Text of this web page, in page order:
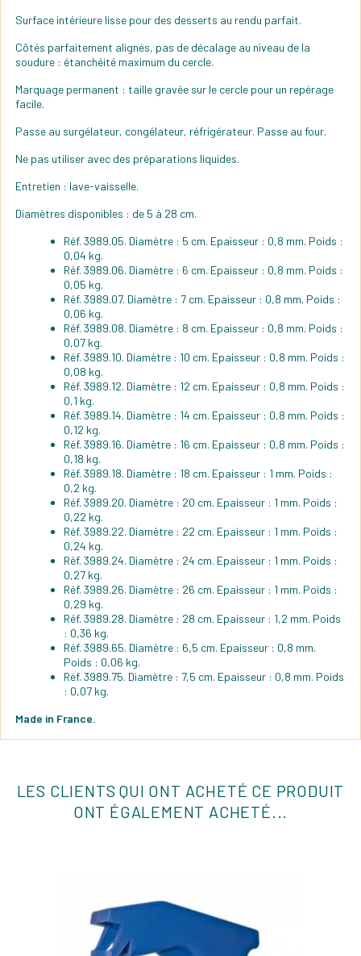
Surface intérieure lisse pour des desserts au rendu parfait.
Côtés parfaitement alignés, pas de décalage au niveau de la
soudure : étanchéité maximum du cercle.
Marquage permanent : taille gravée sur le cercle pour un repérage
facile.
Passe au surgélateur, congélateur, réfrigérateur. Passe au four.
Ne pas utiliser avec des préparations liquides.
Entretien : lave-vaisselle.
Diamètres disponibles : de 5 à 28 cm.
Réf. 3989.05. Diamètre : 5 cm. Epaisseur : 0,8 mm. Poids :
0,04 kg.
Réf. 3989.06. Diamètre : 6 cm. Epaisseur : 0,8 mm. Poids :
0,05 kg.
Réf. 3989.07. Diamètre : 7 cm. Epaisseur : 0,8 mm. Poids :
0,06 kg.
Réf. 3989.08. Diamètre : 8 cm. Epaisseur : 0,8 mm. Poids :
0,07 kg.
Réf. 3989.10. Diamètre : 10 cm. Epaisseur : 0,8 mm. Poids :
0,08 kg.
Réf. 3989.12. Diamètre : 12 cm. Epaisseur : 0,8 mm. Poids :
0,1 kg.
Réf. 3989.14. Diamètre : 14 cm. Epaisseur : 0,8 mm. Poids :
0,12 kg.
Réf. 3989.16. Diamètre : 16 cm. Epaisseur : 0,8 mm. Poids :
0,18 kg.
Réf. 3989.18. Diamètre : 18 cm. Epaisseur : 1 mm. Poids :
0,2 kg.
Réf. 3989.20. Diamètre : 20 cm. Epaisseur : 1 mm. Poids :
0,22 kg.
Réf. 3989.22. Diamètre : 22 cm. Epaisseur : 1 mm. Poids :
0,24 kg.
Réf. 3989.24. Diamètre : 24 cm. Epaisseur : 1 mm. Poids :
0,27 kg.
Réf. 3989.26. Diamètre : 26 cm. Epaisseur : 1 mm. Poids :
0,29 kg.
Réf. 3989.28. Diamètre : 28 cm. Epaisseur : 1,2 mm. Poids
: 0,36 kg.
Réf. 3989.65. Diamètre : 6,5 cm. Epaisseur : 0,8 mm.
Poids : 0,06 kg.
Réf. 3989.75. Diamètre : 7,5 cm. Epaisseur : 0,8 mm. Poids
: 0,07 kg.
Made in France.
LES CLIENTS QUI ONT ACHETÉ CE PRODUIT
ONT ÉGALEMENT ACHETÉ...